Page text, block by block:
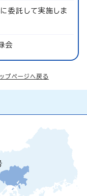
委託して実施しま
会
ップページへ戻る